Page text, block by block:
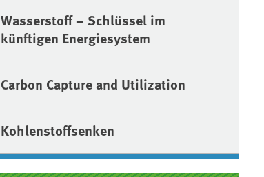
Wasserstoff – Schlüssel im
künftigen Energiesystem
Carbon Capture and Utilization
Kohlenstoffsenken